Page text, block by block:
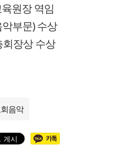
원장 역임
부문) 수상
회장상 수상
음악